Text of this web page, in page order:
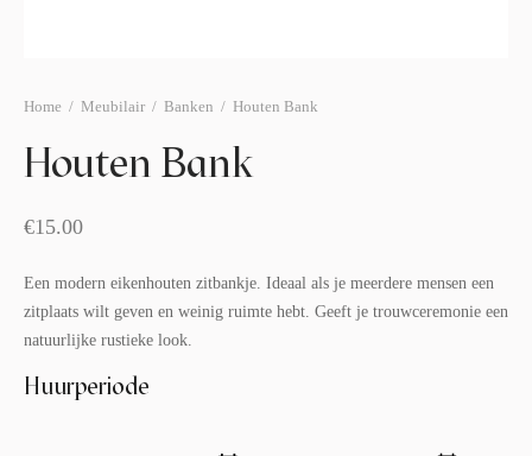
Home / Meubilair / Banken / Houten Bank
Houten Bank
€15.00
Een modern eikenhouten zitbankje. Ideaal als je meerdere mensen een
zitplaats wilt geven en weinig ruimte hebt. Geeft je trouwceremonie een
natuurlijke rustieke look.
Huurperiode
& sweettable
& bijzettafels
decoratie